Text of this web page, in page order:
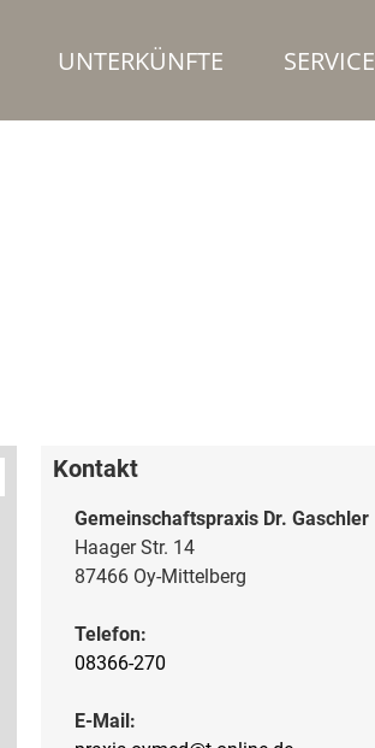
UNTERKÜNFTE SERVICE
Kontakt
Gemeinschaftspraxis Dr. Gaschler
Haager Str. 14
87466 Oy-Mittelberg
Telefon:
08366-270
E-Mail: